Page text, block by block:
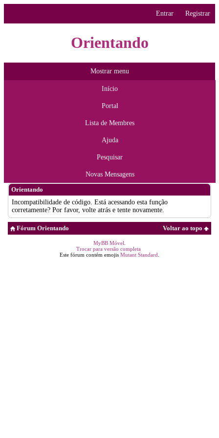
Entrar Registrar
Orientando
Mostrar menu
Início
Portal
Lista de Membres
Ajuda
Pesquisar
Novas Mensagens
Orientando
Incompatibilidade de código. Está acessando esta função
corretamente? Por favor, volte atrás e tente novamente.
Voltar ao topo
Fórum Orientando
MyBB Móvel
Trocar para versão completa
Este fórum contém emojis Mutant Standard